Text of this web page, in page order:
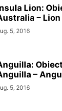
Lion:
– Lion
5, 2016
–
5, 2016